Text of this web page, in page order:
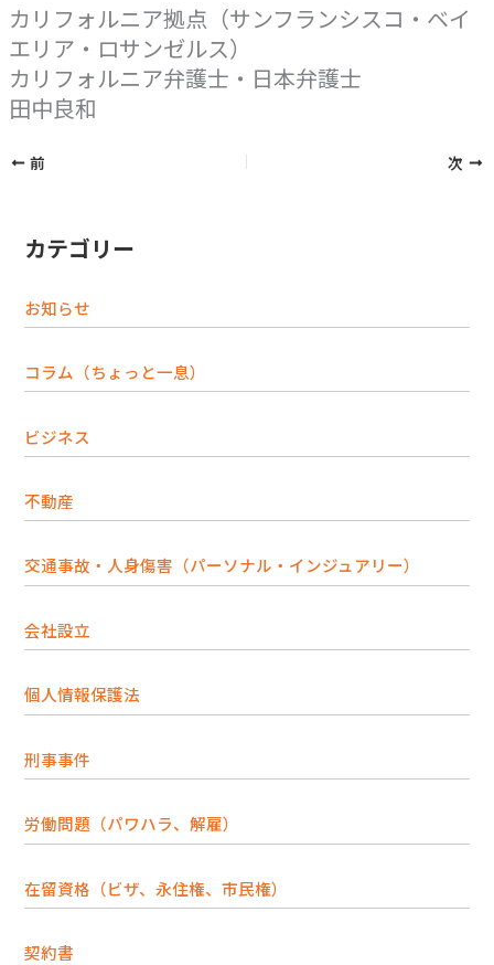
カリフォルニア拠点（サンフランシスコ・ベイ
エリア・ロサンゼルス）
カリフォルニア弁護士・日本弁護士
田中良和
前 次
カテゴリー
お知らせ
コラム（ちょっと一息）
ビジネス
不動産
交通事故・人身傷害（パーソナル・インジュアリー）
会社設立
個人情報保護法
刑事事件
労働問題（パワハラ、解雇）
在留資格（ビザ、永住権、市民権）
契約書